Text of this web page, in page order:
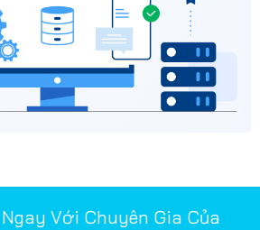
Với Chuyên Gia Của